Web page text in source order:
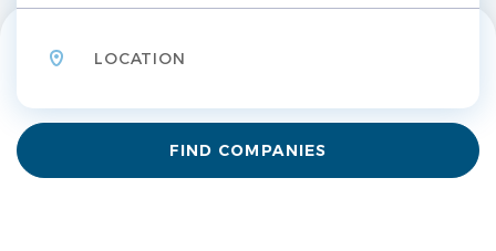
FIND COMPANIES